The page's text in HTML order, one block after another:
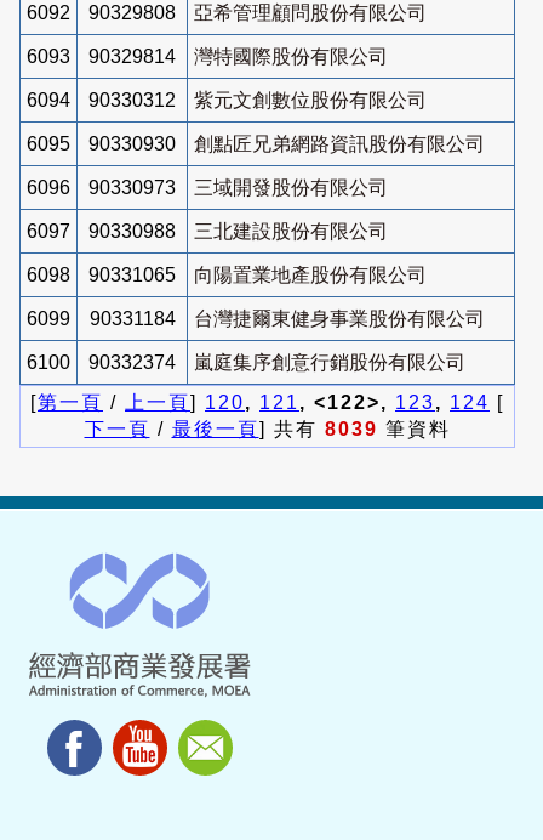
6092 90329808 亞希管理顧問股份有限公司
6093 90329814 灣特國際股份有限公司
6094 90330312 紫元文創數位股份有限公司
6095 90330930 創點匠兄弟網路資訊股份有限公司
6096 90330973 三域開發股份有限公司
6097 90330988 三北建設股份有限公司
6098 90331065 向陽置業地產股份有限公司
6099 90331184 台灣捷爾東健身事業股份有限公司
6100 90332374
嵐庭集序創意行銷股份有限公司
[第一頁 / 上一頁] 120, 121 , <122>, 123, 124 [
下一頁 / 最後一頁] 共有 8039 筆資料